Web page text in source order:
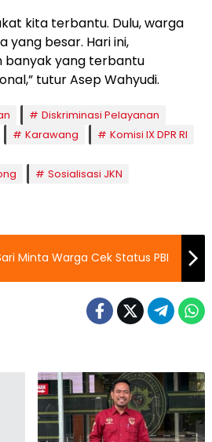
kita terbantu. Dulu, warga
besar. Hari ini,
banyak yang terbantu
tutur Asep Wahyudi.
Diskriminasi Pelayanan
Karawang
Komisi IX DPR RI
Sosialisasi JKN
Minta Warga Cek Status PBI